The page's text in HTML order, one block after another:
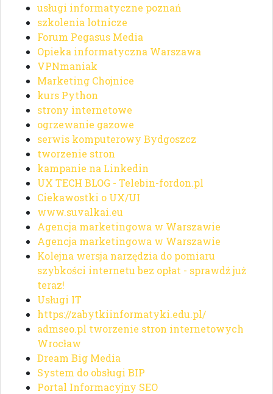
usługi informatyczne poznań
szkolenia lotnicze
Forum Pegasus Media
Opieka informatyczna Warszawa
VPNmaniak
Marketing Chojnice
kurs Python
strony internetowe
ogrzewanie gazowe
serwis komputerowy Bydgoszcz
tworzenie stron
kampanie na Linkedin
UX TECH BLOG - Telebin-fordon.pl
Ciekawostki o UX/UI
www.suvalkai.eu
Agencja marketingowa w Warszawie
Agencja marketingowa w Warszawie
Kolejna wersja narzędzia do pomiaru
szybkości internetu bez opłat - sprawdź już
teraz!
Usługi IT
https://zabytkiinformatyki.edu.pl/
admseo.pl tworzenie stron internetowych
Wrocław
Dream Big Media
System do obsługi BIP
Portal Informacyjny SEO